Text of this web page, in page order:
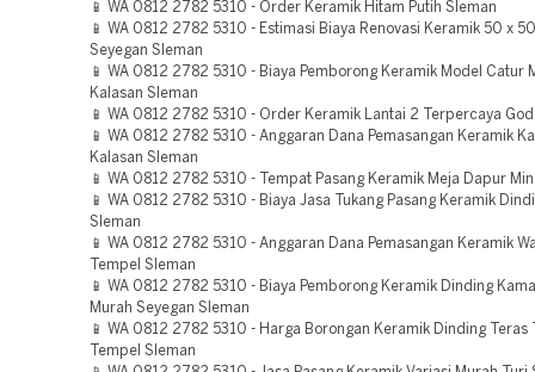
📱 WA 0812 2782 5310 - Order Keramik Hitam Putih Sleman
📱 WA 0812 2782 5310 - Estimasi Biaya Renovasi Keramik 50 x
Seyegan Sleman
📱 WA 0812 2782 5310 - Biaya Pemborong Keramik Model Catur
Kalasan Sleman
📱 WA 0812 2782 5310 - Order Keramik Lantai 2 Terpercaya
📱 WA 0812 2782 5310 - Anggaran Dana Pemasangan Keramik
Kalasan Sleman
📱 WA 0812 2782 5310 - Tempat Pasang Keramik Meja Dapur
📱 WA 0812 2782 5310 - Biaya Jasa Tukang Pasang Keramik
Sleman
📱 WA 0812 2782 5310 - Anggaran Dana Pemasangan Keramik
Tempel Sleman
📱 WA 0812 2782 5310 - Biaya Pemborong Keramik Dinding
Murah Seyegan Sleman
📱 WA 0812 2782 5310 - Harga Borongan Keramik Dinding Teras
Tempel Sleman